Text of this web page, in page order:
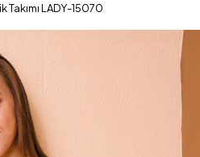
Takımı LADY-15070